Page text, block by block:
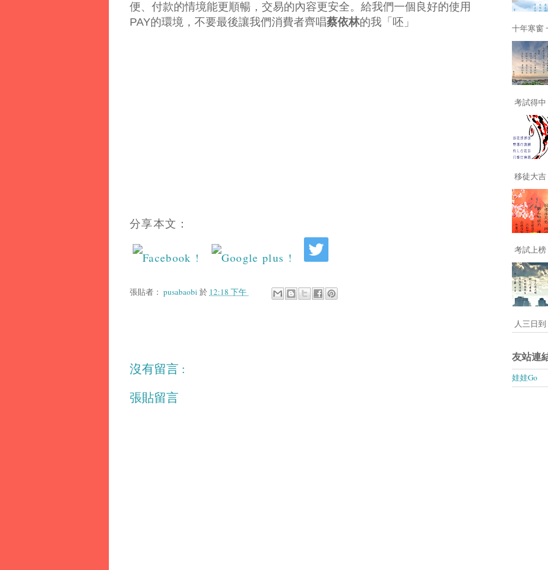
便、付款的情境能更順暢，交易的內容更安全。 給我們一個良好的使用
PAY的環境，不要最後讓我們消費者齊唱蔡依林的我「呸」
分享本文：
張貼者： pusabaobi 於 12:18 下午
沒有留言 :
張貼留言
十年寒窗
考試得
移徒大
考試上
人三日
友站連
娃娃Go